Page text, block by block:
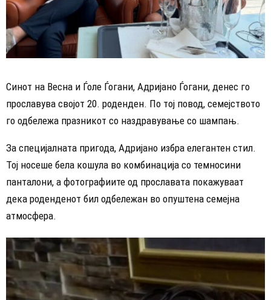
Синот на Весна и Ѓоле Ѓогани, Адријано Ѓогани, денес го
прославува својот 20. роденден. По тој повод, семејството
го одбележа празникот со наздравување со шампањ.
За специјалната пригода, Адријано избра елегантен стил.
Тој носеше бела кошула во комбинација со темносини
панталони, а фотографиите од прославата покажуваат
дека роденденот бил одбележан во опуштена семејна
атмосфера.